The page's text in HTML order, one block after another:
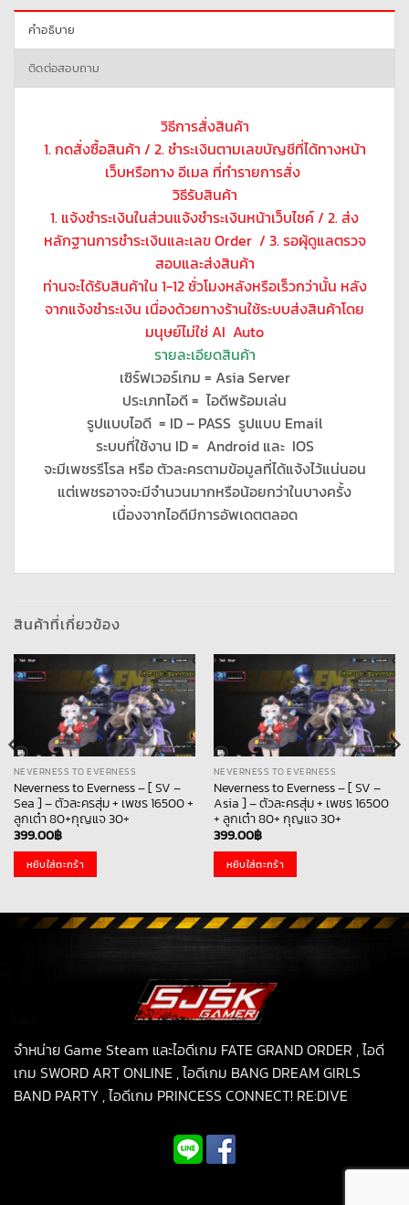
คำอธิบาย
ติดต่อสอบถาม
วิธีการสั่งสินค้า
1. กดสั่งซื้อสินค้า / 2. ชำระเงินตามเลขบัญชีที่ได้ทางหน้า
เว็บหรือทาง อีเมล ที่ทำรายการสั่ง
วิธีรับสินค้า
1. แจ้งชำระเงินในส่วนแจ้งชำระเงินหน้าเว็บไชค์ / 2. ส่ง
หลักฐานการชำระเงินและเลข Order / 3. รอผุ้ดูแลตรวจ
สอบและส่งสินค้า
ท่านจะได้รับสินค้าใน 1-12 ชั่วโมงหลังหรือเร็วกว่านั้น หลัง
จากแจ้งชำระเงิน เนื่องด้วยทางร้านใช้ระบบส่งสินค้าโดย
มนุษย์ไม่ใช่ AI Auto
รายละเอียดสินค้า
เซิร์ฟเวอร์เกม = Asia Server
ประเภทไอดี = ไอดีพร้อมเล่น
รูปแบบไอดี = ID – PASS รูปแบบ Email
ระบบที่ใช้งาน ID = Android และ IOS
จะมีเพชรรีโรล หรือ ตัวละครตามข้อมูลที่ได้แจ้งไว้แน่นอน
แต่เพชรอาจจะมีจำนวนมากหรือน้อยกว่าในบางครั้ง
เนื่องจากไอดีมีการอัพเดตตลอด
สินค้าที่เกี่ยวข้อง
NEVERNESS TO EVERNESS
Neverness to Everness – [ SV –
Sea ] – ตัวละครสุ่ม + เพชร 16500 +
ลูกเต๋า 80+กุญแจ 30+
399.00฿
หยิบใส่ตะกร้า
NEVERNESS TO EVERNESS
Neverness to Everness – [ SV –
Asia ] – ตัวละครสุ่ม + เพชร 16500
+ ลูกเต๋า 80+ กุญแจ 30+
399.00฿
หยิบใส่ตะกร้า
จำหน่าย Game Steam และไอดีเกม FATE GRAND ORDER , ไอดี
เกม SWORD ART ONLINE , ไอดีเกม BANG DREAM GIRLS
BAND PARTY , ไอดีเกม PRINCESS CONNECT! RE:DIVE